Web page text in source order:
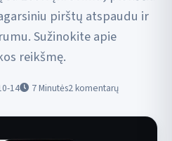
pirštų atspaudu ir
Sužinokite apie
reikšmę.
14 7Minutės2 komentarų